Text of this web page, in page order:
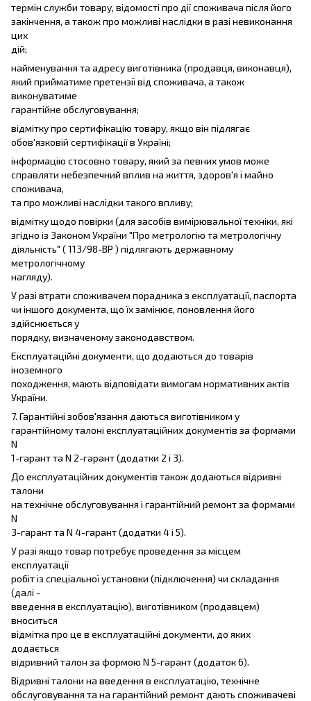
термін служби товару, відомості про дії споживача після його
закінчення, а також про можливі наслідки в разі невиконання
цих
дій;
найменування та адресу виготівника (продавця, виконавця),
який прийматиме претензії від споживача, а також
виконуватиме
гарантійне обслуговування;
відмітку про сертифікацію товару, якщо він підлягає
обов'язковій сертифікації в Україні;
інформацію стосовно товару, який за певних умов може
справляти небезпечний вплив на життя, здоров'я і майно
споживача,
та про можливі наслідки такого впливу;
відмітку щодо повірки (для засобів вимірювальної техніки, які
згідно із Законом України "Про метрологію та метрологічну
діяльність" ( 113/98-ВР ) підлягають державному
метрологічному
нагляду).
У разі втрати споживачем порадника з експлуатації, паспорта
чи іншого документа, що їх замінює, поновлення його
здійснюється у
порядку, визначеному законодавством.
Експлуатаційні документи, що додаються до товарів
іноземного
походження, мають відповідати вимогам нормативних актів
України.
7. Гарантійні зобов'язання даються виготівником у
гарантійному талоні експлуатаційних документів за формами
N
1-гарант та N 2-гарант (додатки 2 і 3).
До експлуатаційних документів також додаються відривні
талони
на технічне обслуговування і гарантійний ремонт за формами
N
3-гарант та N 4-гарант (додатки 4 і 5).
У разі якщо товар потребує проведення за місцем
експлуатації
робіт із спеціальної установки (підключення) чи складання
(далі -
введення в експлуатацію), виготівником (продавцем)
вноситься
відмітка про це в експлуатаційні документи, до яких
додається
відривний талон за формою N 5-гарант (додаток 6).
Відривні талони на введення в експлуатацію, технічне
обслуговування та на гарантійний ремонт дають споживачеві